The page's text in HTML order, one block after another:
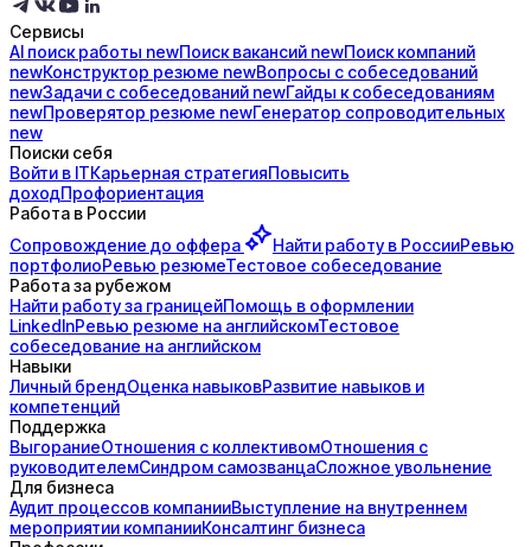
Сервисы
AI поискработы newПоисквакансий newПоисккомпаний
newКонструктор резюме newВопросы с собеседований
newЗадачи с собеседований newГайды ксобеседованиям
newПроверятор резюме newГенератор сопроводительных
new
Поиски себя
Войти в ITКарьерная стратегияПовысить
доходПрофориентация
Работа в России
Сопровождение до оффера Найти работу в РоссииРевью
портфолиоРевью резюмеТестовое собеседование
Работа за рубежом
Найти работу за границейПомощь в оформлении
LinkedInРевью резюме на английскомТестовое
собеседование на английском
Навыки
Личный брендОценка навыковРазвитие навыков и
компетенций
Поддержка
ВыгораниеОтношения с коллективомОтношения с
руководителемСиндром самозванцаСложное увольнение
Для бизнеса
Аудит процессов компанииВыступление на внутреннем
мероприятии компанииКонсалтинг бизнеса